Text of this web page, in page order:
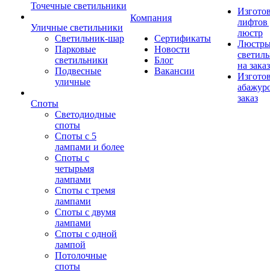
Точечные светильники
Уличные светильники
Светильник-шар
Парковые
светильники
Подвесные
уличные
Споты
Светодиодные
споты
Споты с 5
лампами и более
Споты с
четырьмя
лампами
Споты с тремя
лампами
Споты с двумя
лампами
Споты с одной
лампой
Потолочные
споты
Компания
Сертификаты
Новости
Блог
Вакансии
лифтов
люстр
на заказ
заказ